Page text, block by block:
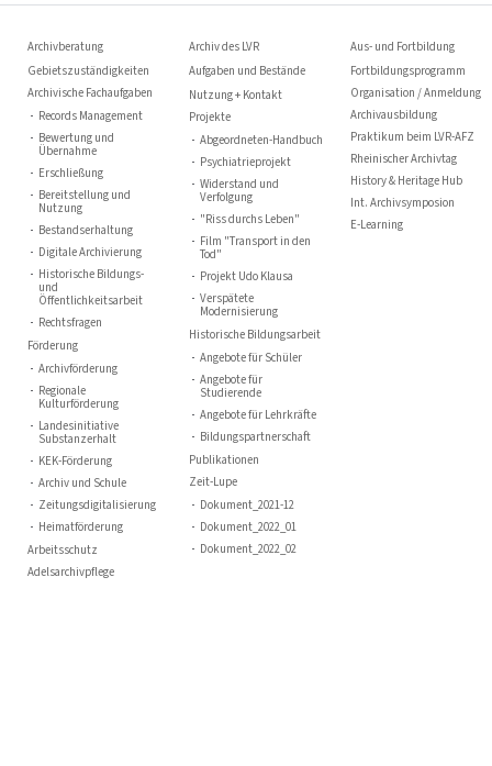
Archivberatung
Gebietszuständigkeiten
Archivische Fachaufgaben
Records Management
Bewertung und
Übernahme
Erschließung
Bereitstellung und
Nutzung
Bestandserhaltung
Digitale Archivierung
Historische Bildungs-
und
Öffentlichkeitsarbeit
Rechtsfragen
Förderung
Archivförderung
Regionale
Kulturförderung
Landesinitiative
Substanzerhalt
KEK-Förderung
Archiv und Schule
Zeitungsdigitalisierung
Heimatförderung
Arbeitsschutz
Adelsarchivpflege
Archiv des LVR
Aufgaben und Bestände
Nutzung + Kontakt
Projekte
Abgeordneten-Handbuch
Psychiatrieprojekt
Widerstand und
Verfolgung
"Riss durchs Leben"
Film "Transport in den
Tod"
Projekt Udo Klausa
Verspätete
Modernisierung
Historische Bildungsarbeit
Angebote für Schüler
Angebote für
Studierende
Angebote für Lehrkräfte
Bildungspartnerschaft
Publikationen
Zeit-Lupe
Dokument_2021-12
Dokument_2022_01
Dokument_2022_02
Aus- und Fortbildung
Fortbildungsprogramm
Organisation / Anmeldung
Archivausbildung
Praktikum beim LVR-AFZ
Rheinischer Archivtag
History & Heritage Hub
Int. Archivsymposion
E-Learning